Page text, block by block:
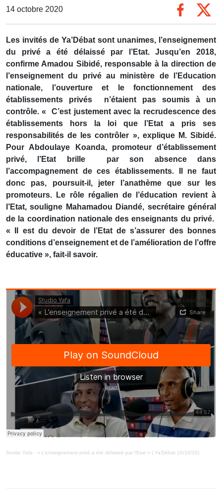
14 octobre 2020
Les invités de Ya’Débat sont unanimes, l’enseignement
du privé a été délaissé par l’Etat. Jusqu’en 2018,
confirme Amadou Sibidé, responsable à la direction de
l’enseignement du privé au ministère de l’Education
nationale, l’ouverture et le fonctionnement des
établissements privés n’étaient pas soumis à un
contrôle. « C’est justement avec la recrudescence des
établissements hors la loi que l’Etat a pris ses
responsabilités de les contrôler », explique M. Sibidé.
Pour Abdoulaye Koanda, promoteur d’établissement
privé, l’Etat brille par son absence dans
l’accompagnement de ces établissements. Il ne faut
donc pas, poursuit-il, jeter l’anathème que sur les
promoteurs. Le rôle régalien de l’éducation revient à
l’Etat, souligne Mahamadou Diandé, secrétaire général
de la coordination nationale des enseignants du privé.
« Il est du devoir de l’Etat de s’assurer des bonnes
conditions d’enseignement et de l’amélioration de l’offre
éducative », fait-il savoir.
Studio Yafa · « L’enseignement privé a été délaissé par l’Etat » ( Ya’Débat 10/10/20)